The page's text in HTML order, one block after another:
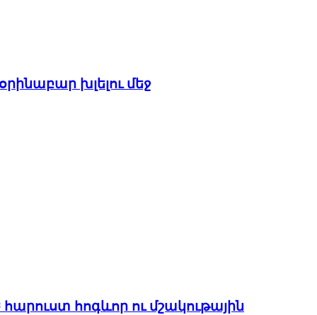
խլելու մեջ
հոգևոր ու մշակութային